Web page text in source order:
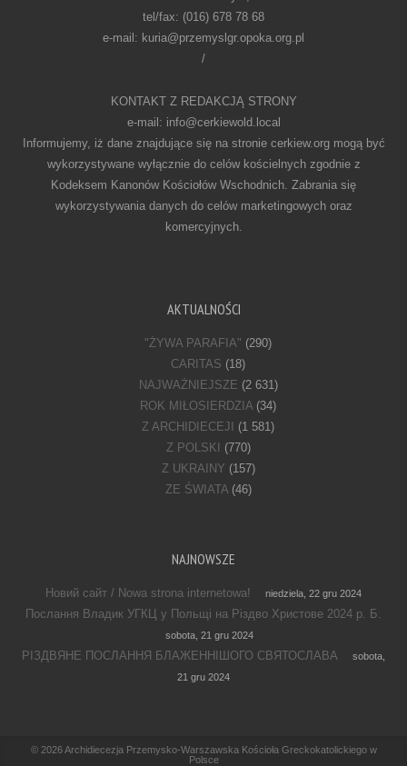
tel/fax: (016) 678 78 68
e-mail: kuria@przemyslgr.opoka.org.pl
/
KONTAKT Z REDAKCJĄ STRONY
e-mail: info@cerkiewold.local
Informujemy, iż dane znajdujące się na stronie cerkiew.org mogą być
wykorzystywane wyłącznie do celów kościelnych zgodnie z
Kodeksem Kanonów Kościołów Wschodnich. Zabrania się
wykorzystywania danych do celów marketingowych oraz
komercyjnych.
AKTUALNOŚCI
"ŻYWA PARAFIA" (290)
CARITAS (18)
NAJWAŻNIEJSZE (2 631)
ROK MIŁOSIERDZIA (34)
Z ARCHIDIECEJI
(1 581)
Z POLSKI
(770)
Z UKRAINY (157)
ZE ŚWIATA(46)
NAJNOWSZE
Новий сайт / Nowa strona internetowa! niedziela, 22 gru 2024
Послання Владик УГКЦ у Польщі на Різдво Христове 2024 р. Б.
sobota, 21 gru 2024
РІЗДВЯНЕ ПОСЛАННЯ БЛАЖЕННІШОГО СВЯТОСЛАВА
sobota,
21 gru 2024
© 2026Archidiecezja Przemysko-Warszawska Kościoła Greckokatolickiego w
Polsce